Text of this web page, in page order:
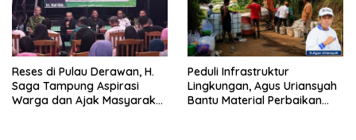
Reses di Pulau Derawan, H.
Saga Tampung Aspirasi
Warga dan Ajak Masyarakat
Peduli Infrastruktur
Lingkungan, Agus Uriansyah
Bantu Material Perbaikan